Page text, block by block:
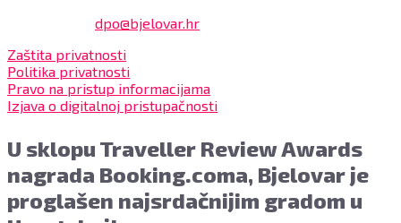
dpo@bjelovar.hr
Zaštita privatnosti
Politika privatnosti
Pravo na pristup informacijama
Izjava o digitalnoj pristupačnosti
U sklopu Traveller Review Awards
nagrada Booking.coma, Bjelovar je
proglašen najsrdačnijim gradom u